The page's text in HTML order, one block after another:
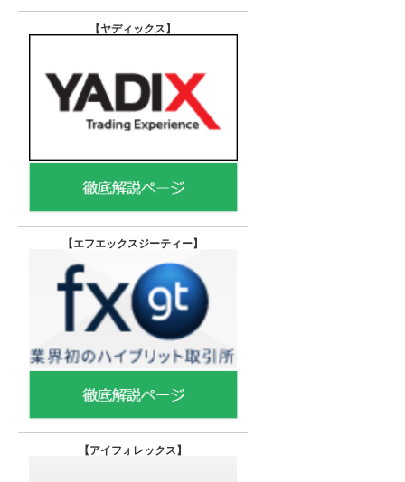
【ヤディックス】
【エフエックスジーティー】
【アイフォレックス】